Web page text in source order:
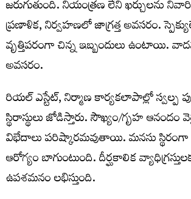
జరుగుతుంది. నియంత్రణ లేని ఖర్చులను
ప్రణాళిక, నిర్వహణలో జాగ్రత్త అవసరం.
వృత్తిపరంగా చిన్న ఇబ్బందులు ఉంటాయి.
అవసరం.
రియల్‌ ఎస్టేట్‌, నిర్మాణ కార్యకలాపాల్లో స్వల్ప
స్థిరాస్థులు జోడిస్తారు. సౌఖ్యం/గృహ ఆనందం
విభేదాలు పరిష్కారమవుతాయి. మనసు స్థిరంగా
ఆరోగ్యం బాగుంటుంది. దీర్ఘకాలిక
ఉపశమనం లభిస్తుంది.